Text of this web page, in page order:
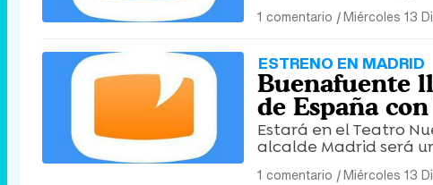
1 comentario |Miércoles 13
ESTRENO EN MADRID
Buenafuente
de España
Estará en el Teatro
alcalde Madrid será
1 comentario |Miércoles 13